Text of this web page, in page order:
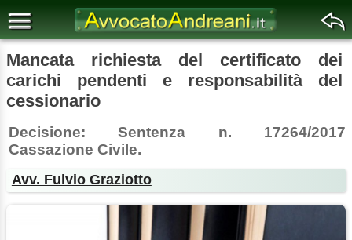
Mancata richiesta del certificato dei
carichi pendenti e responsabilità del
cessionario
Decisione: Sentenza n. 17264/2017
Cassazione Civile.
Avv. Fulvio Graziotto